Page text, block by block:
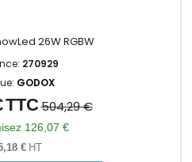
26W RGBW
270929
GODOX
Prix
Prix
de
base
TTC504,29 €
126,07 €
€ HT